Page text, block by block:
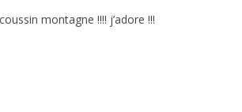
montagne !!!! j’adore !!!